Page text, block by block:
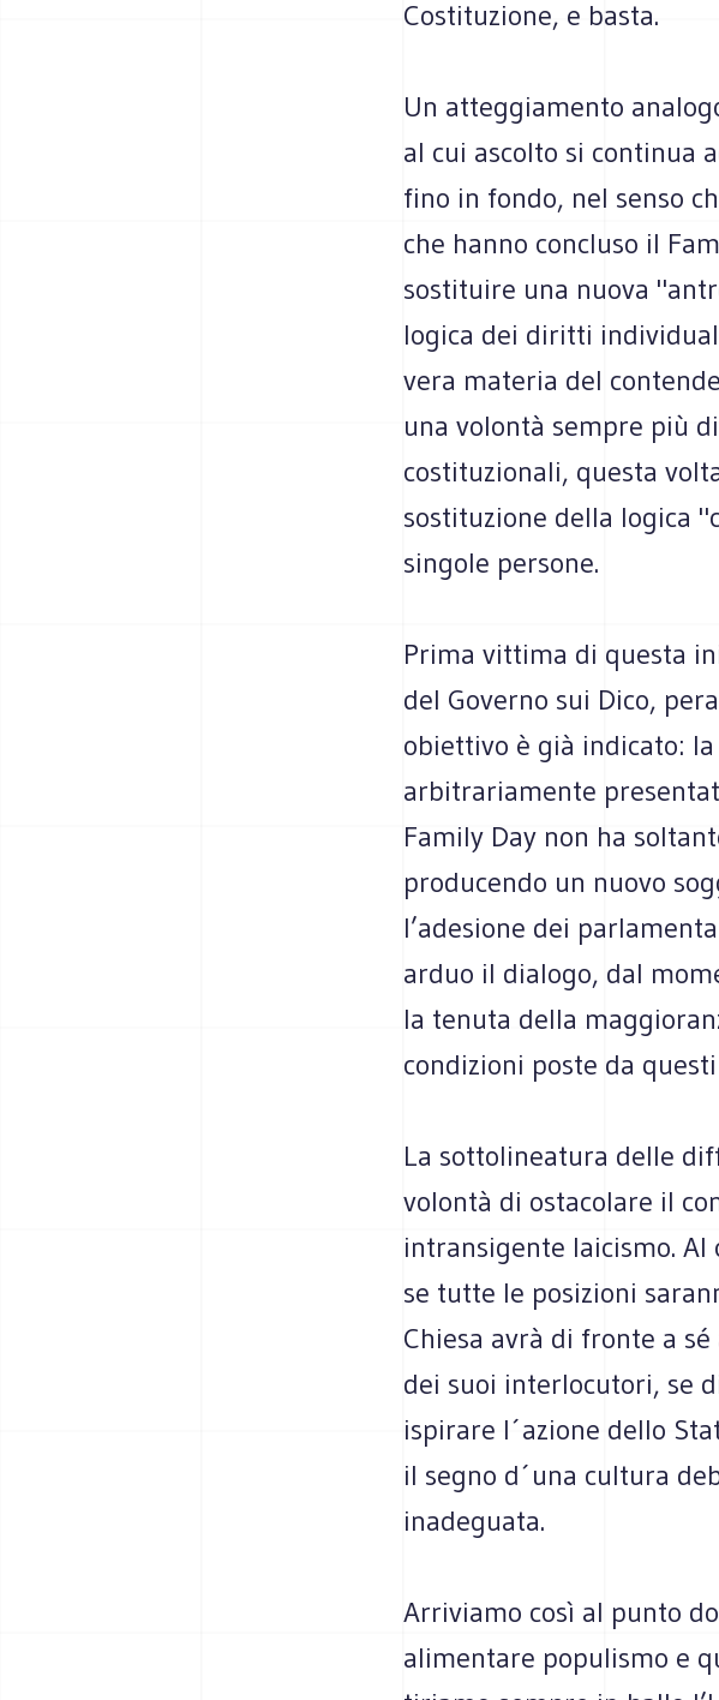
Costituzione, e basta.
Un atteggiamento
al cui ascolto si continua
fino in fondo, nel senso
che hanno concluso il
sostituire una nuova
logica dei diritti
vera materia del
una volontà sempre più
costituzionali, questa
sostituzione della logica
singole persone.
Prima vittima di questa
del Governo sui Dico,
obiettivo è già indicato:
arbitrariamente
Family Day non ha
producendo un nuovo
l’adesione dei
arduo il dialogo, dal
la tenuta della
condizioni poste da
La sottolineatura delle
volontà di ostacolare il
intransigente laicismo.
se tutte le posizioni
Chiesa avrà di fronte a
dei suoi interlocutori, se
ispirare l´azione dello
il segno d´una cultura
inadeguata.
Arriviamo così al punto
alimentare populismo e